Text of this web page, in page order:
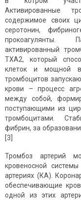
Активированные
содержимое своих
серотонин,
прокоагулянты.
активированный
ТХА2, который
клеток и мощной
тромбоцитов
крови – процесс
между собой,
поступающими из
тромбоцитами.
фибрин, за
[3]
Тромбоз артерий
кровеносной
артериях (КА).
обеспечивающие
одной из этих